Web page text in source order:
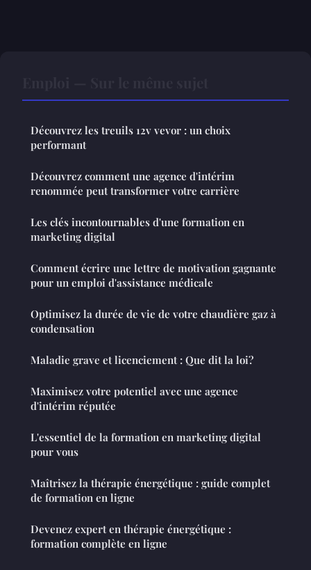
Découvrez les treuils 12v vevor : un choix
performant
Découvrez comment une agence d'intérim
renommée peut transformer votre carrière
Les clés incontournables d'une formation en
marketing digital
Comment écrire une lettre de motivation gagnante
pour un emploi d'assistance médicale
Optimisez la durée de vie de votre chaudière gaz à
condensation
Maladie grave et licenciement : Que dit la loi?
Maximisez votre potentiel avec une agence
d'intérim réputée
L'essentiel de la formation en marketing digital
pour vous
Maîtrisez la thérapie énergétique : guide complet
de formation en ligne
Devenez expert en thérapie énergétique :
formation complète en ligne